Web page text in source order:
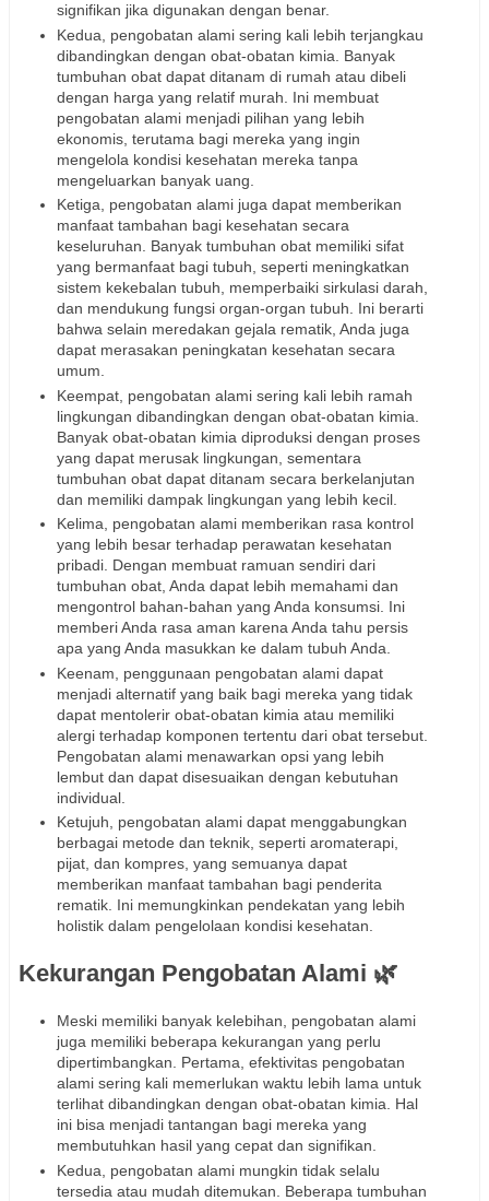
signifikan jika digunakan dengan benar.
Kedua, pengobatan alami sering kali lebih terjangkau
dibandingkan dengan obat-obatan kimia. Banyak
tumbuhan obat dapat ditanam di rumah atau dibeli
dengan harga yang relatif murah. Ini membuat
pengobatan alami menjadi pilihan yang lebih
ekonomis, terutama bagi mereka yang ingin
mengelola kondisi kesehatan mereka tanpa
mengeluarkan banyak uang.
Ketiga, pengobatan alami juga dapat memberikan
manfaat tambahan bagi kesehatan secara
keseluruhan. Banyak tumbuhan obat memiliki sifat
yang bermanfaat bagi tubuh, seperti meningkatkan
sistem kekebalan tubuh, memperbaiki sirkulasi darah,
dan mendukung fungsi organ-organ tubuh. Ini berarti
bahwa selain meredakan gejala rematik, Anda juga
dapat merasakan peningkatan kesehatan secara
umum.
Keempat, pengobatan alami sering kali lebih ramah
lingkungan dibandingkan dengan obat-obatan kimia.
Banyak obat-obatan kimia diproduksi dengan proses
yang dapat merusak lingkungan, sementara
tumbuhan obat dapat ditanam secara berkelanjutan
dan memiliki dampak lingkungan yang lebih kecil.
Kelima, pengobatan alami memberikan rasa kontrol
yang lebih besar terhadap perawatan kesehatan
pribadi. Dengan membuat ramuan sendiri dari
tumbuhan obat, Anda dapat lebih memahami dan
mengontrol bahan-bahan yang Anda konsumsi. Ini
memberi Anda rasa aman karena Anda tahu persis
apa yang Anda masukkan ke dalam tubuh Anda.
Keenam, penggunaan pengobatan alami dapat
menjadi alternatif yang baik bagi mereka yang tidak
dapat mentolerir obat-obatan kimia atau memiliki
alergi terhadap komponen tertentu dari obat tersebut.
Pengobatan alami menawarkan opsi yang lebih
lembut dan dapat disesuaikan dengan kebutuhan
individual.
Ketujuh, pengobatan alami dapat menggabungkan
berbagai metode dan teknik, seperti aromaterapi,
pijat, dan kompres, yang semuanya dapat
memberikan manfaat tambahan bagi penderita
rematik. Ini memungkinkan pendekatan yang lebih
holistik dalam pengelolaan kondisi kesehatan.
Kekurangan Pengobatan Alami 🌿
Meski memiliki banyak kelebihan, pengobatan alami
juga memiliki beberapa kekurangan yang perlu
dipertimbangkan. Pertama, efektivitas pengobatan
alami sering kali memerlukan waktu lebih lama untuk
terlihat dibandingkan dengan obat-obatan kimia. Hal
ini bisa menjadi tantangan bagi mereka yang
membutuhkan hasil yang cepat dan signifikan.
Kedua, pengobatan alami mungkin tidak selalu
tersedia atau mudah ditemukan. Beberapa tumbuhan